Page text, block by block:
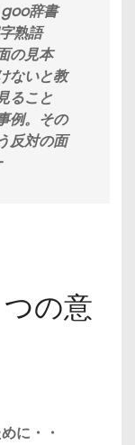
辞書
熟語
の見本
ないと教
ること
例。その
反対の面
つの意
に・・